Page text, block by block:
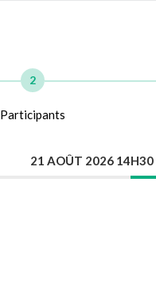
2
Participants
21 AOÛT 2026 14H30